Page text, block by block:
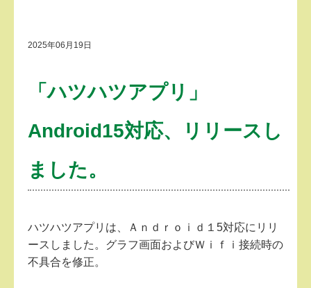
2025年06月19日
「ハツハツアプリ」
Android15対応、リリースし
ました。
ハツハツアプリは、Ａｎｄｒｏｉｄ１5対応にリリ
ースしました。グラフ画面およびＷｉｆｉ接続時の
不具合を修正。